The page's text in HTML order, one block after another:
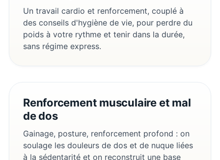
Un travail cardio et renforcement, couplé à
des conseils d'hygiène de vie, pour perdre du
poids à votre rythme et tenir dans la durée,
sans régime express.
Renforcement musculaire et mal
de dos
Gainage, posture, renforcement profond : on
soulage les douleurs de dos et de nuque liées
à la sédentarité et on reconstruit une base